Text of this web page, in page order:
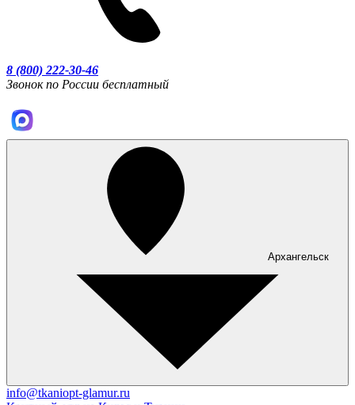
8 (800) 222-30-46
Звонок по России бесплатный
Архангельск
info@tkaniopt-glamur.ru